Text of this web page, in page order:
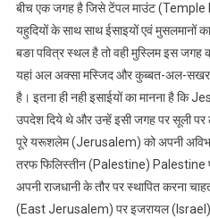
बीच एक जगह है जिसे टेंपल माउंट (Temple
यहुदियों के साथ साथ ईसाइयों एवं मुसलमानों
बङा पवित्र स्थल है तो वही मुस्लिम इस
यहां अल अक्सा मस्जिद और कुब्बत-अल-सखरा
है। इतना ही नही इसाईयों का मानना है कि
उपदेश दिये थे और उन्हें इसी जगह पर सूली
पूरे यरूशलेम (Jerusalem) को अपनी
तरफ फिलिस्तीन (Palestine)
अपनी राजधानी के तौर पर स्थापित करना
(East Jerusalem) पर इजरायल (Israel)